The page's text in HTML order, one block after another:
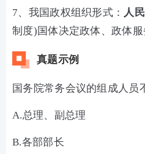
7、我国政权组织形式： 人
制度)国体决定政体、政体服
真题示例
国务院常务会议的组成人员
A.总理、副总理
B.各部部长